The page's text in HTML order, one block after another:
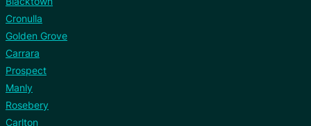
Cronulla
Golden Grove
Carrara
Prospect
Manly
Rosebery
Carlton